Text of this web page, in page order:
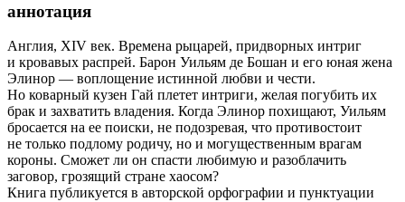
аннотация
Англия, XIV век. Времена рыцарей, придворных интриг
и кровавых распрей. Барон Уильям де Бошан и его юная жена
Элинор — воплощение истинной любви и чести.
Но коварный кузен Гай плетет интриги, желая погубить их
брак и захватить владения. Когда Элинор похищают, Уильям
бросается на ее поиски, не подозревая, что противостоит
не только подлому родичу, но и могущественным врагам
короны. Сможет ли он спасти любимую и разоблачить
заговор, грозящий стране хаосом?
Книга публикуется в авторской орфографии и пунктуации